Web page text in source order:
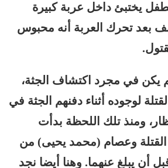
يختبئ داخل عربة كبيرة
بعد تحرك العربة أنه محبوس
يكن في مجرد اكتشاف الجثة،
لوجوده أثناء دفنهم الجثة في
ومنذ تلك اللحظة بدأت
القتلة وعصام (محمد يحيى) من
أن يبلغ عنهما. وهنا أيضا نجد